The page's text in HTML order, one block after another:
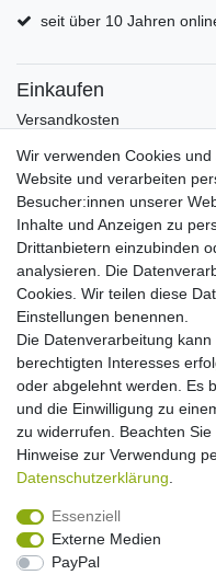
seit über 10 Jahren
Einkaufen
Versandkosten
Hilfe
Informationen
Batterieverordnung
Über uns
Garantie Paella/Allgrill
Garantie Autohome
Newsletter
Honig
Hiermit bestätige ich, dass ich die
Einwilligung kann ich jederzeit
Wir verwenden Cookies
Website und verarbeiten
Besucher:innen unserer
Inhalte und Anzeigen zu
Drittanbietern einzubinden
analysieren. Die
Cookies. Wir teilen diese
Einstellungen benennen.
Die Datenverarbeitung
berechtigten Interesses
oder abgelehnt werden. Es
und die Einwilligung zu
zu widerrufen. Beachten Sie
Hinweise zur Verwendung
Daten­schutz­erklärung
Essenziell
Externe Medien
PayPal